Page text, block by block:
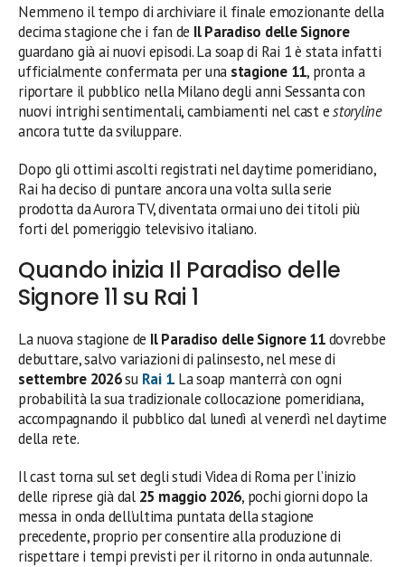
Nemmeno il tempo di archiviare il finale emozionante della
decima stagione che i fan de Il Paradiso delle Signore
guardano già ai nuovi episodi. La soap di Rai 1 è stata infatti
ufficialmente confermata per una stagione 11, pronta a
riportare il pubblico nella Milano degli anni Sessanta con
nuovi intrighi sentimentali, cambiamenti nel cast estoryline
ancora tutte da sviluppare.
Dopo gli ottimi ascolti registrati nel daytime pomeridiano,
Rai ha deciso di puntare ancora una volta sulla serie
prodotta da Aurora TV, diventata ormai uno dei titoli più
forti del pomeriggio televisivo italiano.
Quando inizia Il Paradiso delle
Signore 11 su Rai 1
La nuova stagione de Il Paradiso delle Signore 11dovrebbe
debuttare, salvo variazioni di palinsesto, nel mese di
settembre 2026su Rai 1. La soap manterrà con ogni
probabilità la sua tradizionale collocazione pomeridiana,
accompagnando il pubblico dal lunedì al venerdì nel daytime
della rete.
Il cast torna sul set degli studi Videa di Roma per l’inizio
delle riprese già dal 25 maggio 2026, pochi giorni dopo la
messa in onda dell’ultima puntata della stagione
precedente, proprio per consentire alla produzione di
rispettare i tempi previsti per il ritorno in onda autunnale.